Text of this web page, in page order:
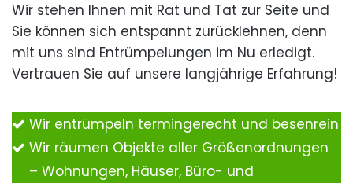
Wir stehen Ihnen mit Rat und Tat zur Seite und
Sie können sich entspannt zurücklehnen, denn
mit uns sind Entrümpelungen im Nu erledigt.
Vertrauen Sie auf unsere langjährige Erfahrung!
Wir entrümpeln termingerecht und besenrein
Wir räumen Objekte aller Größenordnungen
– Wohnungen, Häuser, Büro- und